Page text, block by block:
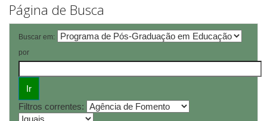
Página de Busca
Buscar em:
por
Filtros correntes: